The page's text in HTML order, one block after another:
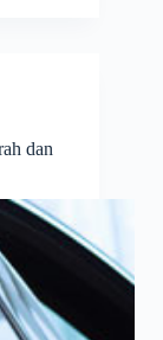
dan